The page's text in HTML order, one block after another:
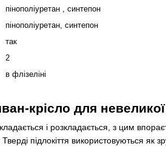
пінополіуретан , синтепон
пінополіуретан, синтепон
так
2
в флізеліні
крісло для невеликої
і розкладається, з цим
підлокіття використовуються як